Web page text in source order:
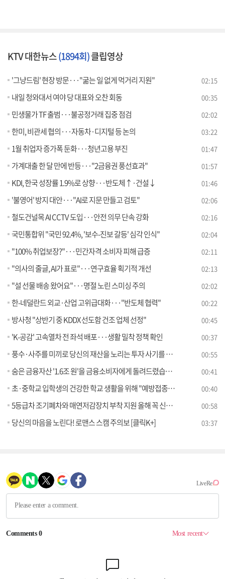
KTV 대한뉴스(1894회)클립영상
'그냥드림' 현장 방문···"굶는 일 없게 먹거리 지원" 02:15
내일 청와대서 여야 당 대표와 오찬 회동 00:35
민생물가 TF 출범···불공정거래 집중 점검 02:02
한미, 비관세 협의···자동차·디지털 등 논의 03:22
1월 취업자 증가폭 둔화···청년고용 부진 01:47
가계대출 한 달 만에 반등···"2금융권 풍선효과" 01:57
KDI, 한국 성장률 1.9%로 상향···반도체↑·건설↓ 01:46
'불영어' 방지 대안···"AI로 지문 만들고 검토" 02:06
철도건널목 AI CCTV 도입···안전 의무 단속 강화 02:16
국민통합위 "국민 92.4%, '보수-진보 갈등' 심각 인식" 02:04
"100% 취업보장?"···민간자격 소비자 피해 급증 02:11
"의사의 줄글, AI가 표로"···연구효율 획기적 개선 02:13
"설 선물 배송 왔어요"···명절 노린 스미싱 주의 02:02
한-네덜란드 외교·산업 고위급대화···"반도체 협력" 00:22
방사청 "상반기 중 KDDX 선도함 건조 업체 선정" 00:45
'K-공감' 고속열차 전 좌석 배포···생활 밀착 정책 확인 00:37
풍수·사주를 미끼로 당신의 재산을 노리는 투자 사기를 주의하세요! 00:55
숨은 금융자산 '1.6조 원'을 금융소비자에게 돌려드렸습니다. 00:41
초·중학교 입학생의 건강한 학교 생활을 위해 "예방접종을 완료하세요" 00:40
5등급차 조기폐차와 매연저감장치 부착 지원 올해 꼭 신청하세요 00:58
당신의 마음을 노린다! 로맨스 스캠 주의보 [클릭K+] 03:37